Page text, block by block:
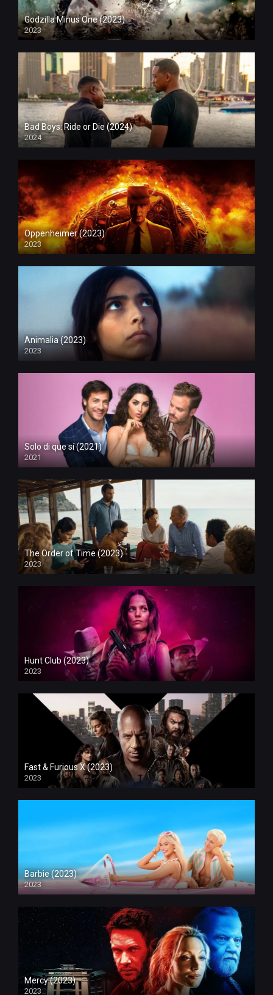
Godzilla Minus One (2023)
2023
Bad Boys: Ride or Die (2024)
2024
Oppenheimer (2023)
2023
Animalia (2023)
2023
Solo di que sí (2021)
2021
The Order of Time (2023)
2023
Hunt Club (2023)
2023
Fast & Furious X (2023)
2023
Barbie (2023)
2023
Mercy (2023)
2023